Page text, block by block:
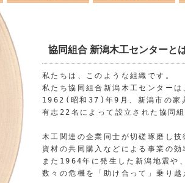
協同組合 新潟木工センターと
私たちは、このような組織です。
私たち協同組合新潟木工センターは
1962(昭和37)年9月、新潟市の家
有志22名によって設立された協同
木工関連の企業同士が切磋琢磨し
資材の共同購入などによる事業の
また1964年に発生した新潟地震や
数々の危機を「助け合って」乗り